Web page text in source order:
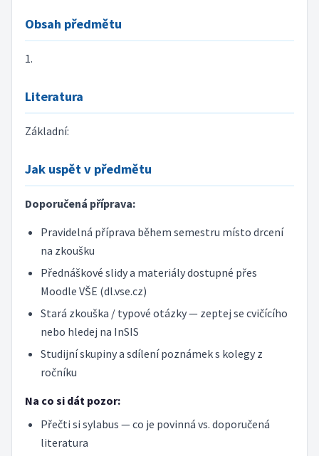
Obsah předmětu
1.
Literatura
Základní:
Jak uspět v předmětu
Doporučená příprava:
Pravidelná příprava během semestru místo drcení
na zkoušku
Přednáškové slidy a materiály dostupné přes
Moodle VŠE (dl.vse.cz)
Stará zkouška / typové otázky — zeptej se cvičícího
nebo hledej na InSIS
Studijní skupiny a sdílení poznámek s kolegy z
ročníku
Na co si dát pozor:
Přečti si sylabus — co je povinná vs. doporučená
literatura